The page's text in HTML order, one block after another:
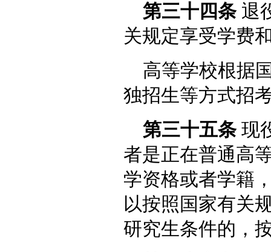
第三十四条退
关规定享受学费
高等学校根据
独招生等方式招
第三十五条现
者是正在普通高
学资格或者学籍
以按照国家有关
研究生条件的，